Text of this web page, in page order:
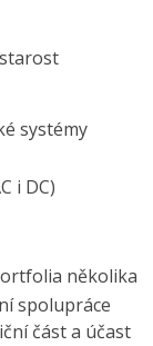
systémy
i DC)
několika
spolupráce
část a účast